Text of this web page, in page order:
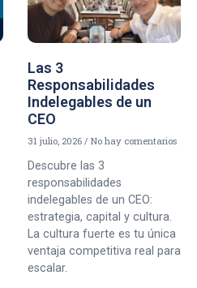
Las 3
Responsabilidades
Indelegables de un
CEO
31 julio, 2026 No hay comentarios
Descubre las 3
responsabilidades
indelegables de un CEO:
estrategia, capital y cultura.
La cultura fuerte es tu única
ventaja competitiva real para
escalar.